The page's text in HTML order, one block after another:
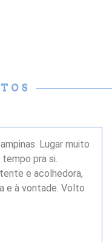
Lugar muito
pra si.
e acolhedora,
e à vontade. Volto